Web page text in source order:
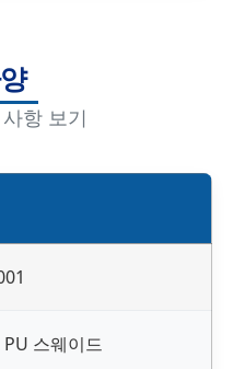
항 보기
스웨이드